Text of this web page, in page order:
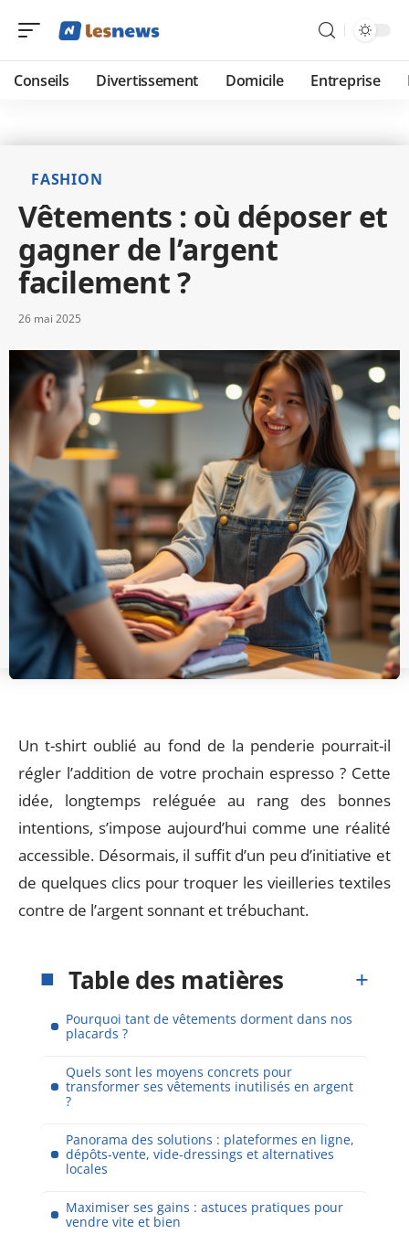
Conseils Divertissement Domicile Entreprise
FASHION
Vêtements : où déposer et
gagner de l’argent
facilement ?
26 mai 2025
Un t-shirt oublié au fond de la penderie pourrait-il
régler l’addition de votre prochain espresso ? Cette
idée, longtemps reléguée au rang des bonnes
intentions, s’impose aujourd’hui comme une réalité
accessible. Désormais, il suffit d’un peu d’initiative et
de quelques clics pour troquer les vieilleries textiles
contre de l’argent sonnant et trébuchant.
Table des matières
Pourquoi tant de vêtements dorment dans nos
placards ?
Quels sont les moyens concrets pour
transformer ses vêtements inutilisés en argent
?
Panorama des solutions : plateformes en ligne,
dépôts-vente, vide-dressings et alternatives
locales
Maximiser ses gains : astuces pratiques pour
vendre vite et bien